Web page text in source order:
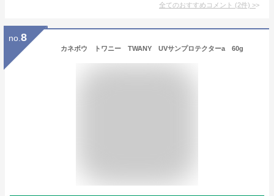
全てのおすすめコメント (2件) >
no. 8
カネボウ トワニー TWANY UVサンプロテクターa 60g